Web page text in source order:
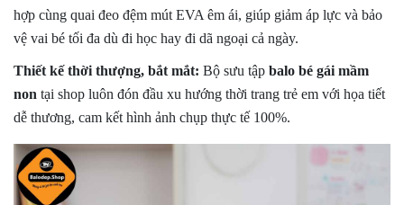
hợp cùng quai đeo đệm mút EVA êm ái, giúp giảm áp lực và bảo
vệ vai bé tối đa dù đi học hay đi dã ngoại cả ngày.
Thiết kế thời thượng, bắt mắt: Bộ sưu tập balo bé gái mầm
non tại shop luôn đón đầu xu hướng thời trang trẻ em với họa tiết
dễ thương, cam kết hình ảnh chụp thực tế 100%.